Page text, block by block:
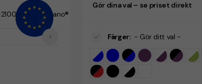
/ Americano®
Gör dina val – se priset direkt
Färger: - Gör ditt val -